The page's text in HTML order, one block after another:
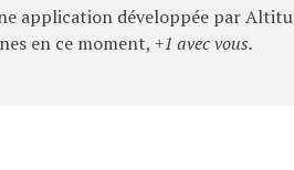
application développée par
en ce moment, +1 avec vous.